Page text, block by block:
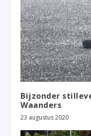
Bijzonder
Waanders
23 augustus 2020